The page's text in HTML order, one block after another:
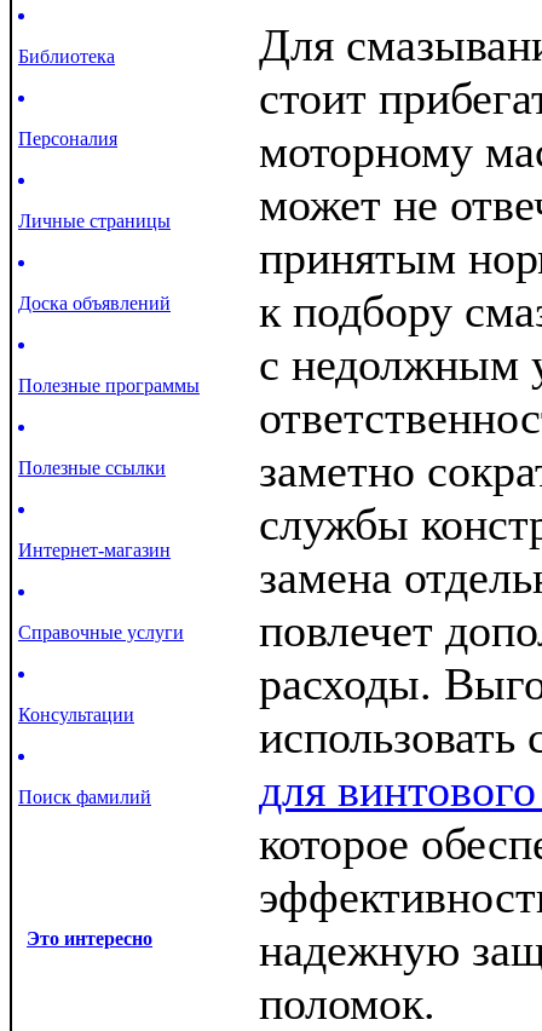
Библиотека
Персоналия
Личные страницы
Доска объявлений
Полезные программы
Полезные ссылки
Интернет-магазин
Справочные услуги
Консультации
Поиск фамилий
Это интересно
Для
стоит
моторному
может не
принятым
к подбору
с недолжным
заметно
службы
замена
повлечет
расходы.
для
которое
надежную
поломок.